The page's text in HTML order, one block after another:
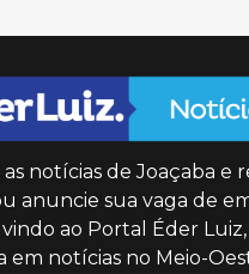
notícias de Joaçaba e
anuncie sua vaga de
ao Portal Éder Luiz,
em notícias no Meio-